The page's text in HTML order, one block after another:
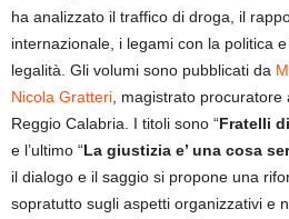
ha analizzato il traffico di droga, il
internazionale, i legami con la politica
legalità. Gli volumi sono pubblicati da
Nicola Gratteri , magistrato
Reggio Calabria. I titoli sono “Fratelli
e l’ultimo “La giustizia e’ una cosa
il dialogo e il saggio si propone una
sopratutto sugli aspetti organizzativi e